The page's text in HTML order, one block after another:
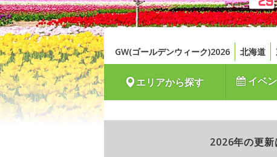
GW(ゴールデンウィーク)2026 北海道
エリアから探す イベ
2026年の更新